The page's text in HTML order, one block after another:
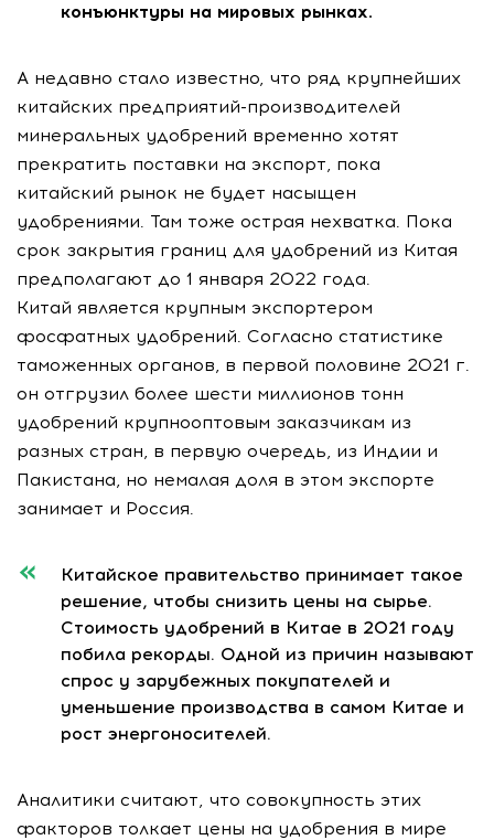
конъюнктуры на мировых рынках.
А недавно стало известно, что ряд крупнейших
китайских предприятий-производителей
минеральных удобрений временно хотят
прекратить поставки на экспорт, пока
китайский рынок не будет насыщен
удобрениями. Там тоже острая нехватка. Пока
срок закрытия границ для удобрений из Китая
предполагают до 1 января 2022 года.
Китай является крупным экспортером
фосфатных удобрений. Согласно статистике
таможенных органов, в первой половине 2021 г.
он отгрузил более шести миллионов тонн
удобрений крупнооптовым заказчикам из
разных стран, в первую очередь, из Индии и
Пакистана, но немалая доля в этом экспорте
занимает и Россия.
Китайское правительство принимает такое
решение, чтобы снизить цены на сырье.
Стоимость удобрений в Китае в 2021 году
побила рекорды. Одной из причин называют
спрос у зарубежных покупателей и
уменьшение производства в самом Китае и
рост энергоносителей.
Аналитики считают, что совокупность этих
факторов толкает цены на удобрения в мире